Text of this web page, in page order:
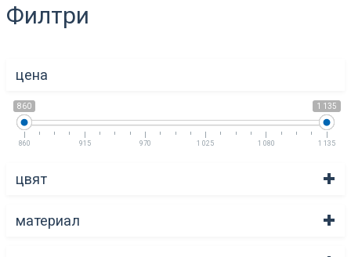
Филтри
цена
860 1 135
860 915 970 1 025 1 080 1 135
цвят
материал